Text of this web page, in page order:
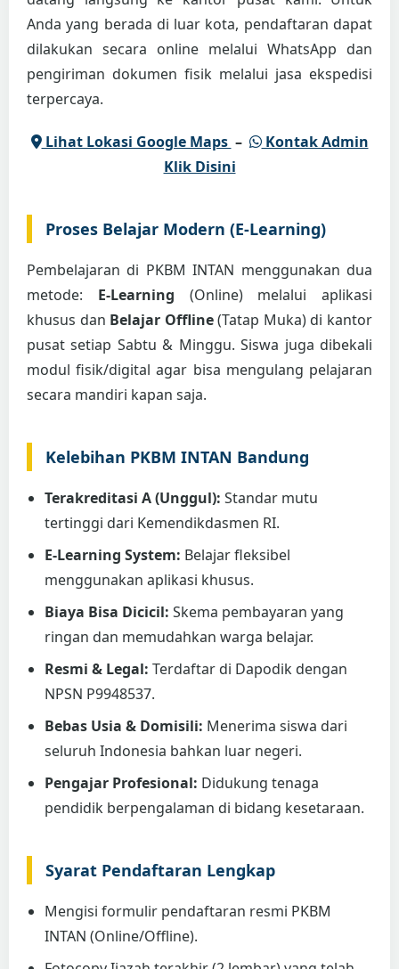
Anda yang berada di luar kota, pendaftaran dapat
dilakukan secara online melalui WhatsApp dan
pengiriman dokumen fisik melalui jasa ekspedisi
terpercaya.
Lihat Lokasi Google Maps –
Kontak Admin
Klik Disini
Proses Belajar Modern (E-Learning)
Pembelajaran di PKBM INTAN menggunakan dua
metode: E-Learning (Online) melalui aplikasi
khusus dan Belajar Offline(Tatap Muka) di kantor
pusat setiap Sabtu & Minggu. Siswa juga dibekali
modul fisik/digital agar bisa mengulang pelajaran
secara mandiri kapan saja.
Kelebihan PKBM INTAN Bandung
Terakreditasi A (Unggul): Standar mutu
tertinggi dari Kemendikdasmen RI.
E-Learning System: Belajar fleksibel
menggunakan aplikasi khusus.
Biaya Bisa Dicicil: Skema pembayaran yang
ringan dan memudahkan warga belajar.
Resmi & Legal: Terdaftar di Dapodik dengan
NPSN P9948537.
Bebas Usia & Domisili: Menerima siswa dari
seluruh Indonesia bahkan luar negeri.
Pengajar Profesional: Didukung tenaga
pendidik berpengalaman di bidang kesetaraan.
Syarat Pendaftaran Lengkap
Mengisi formulir pendaftaran resmi PKBM
INTAN (Online/Offline).